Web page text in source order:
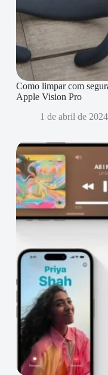
Como limpar com
Apple Vision Pro
1 de abril de 2024